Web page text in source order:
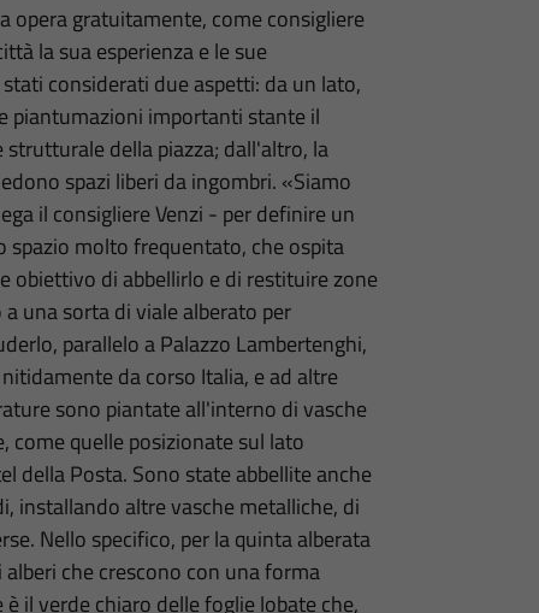
opera gratuitamente, come consigliere
la sua esperienza e le sue
considerati due aspetti: da un lato,
piantumazioni importanti stante il
della piazza; dall'altro, la
spazi liberi da ingombri. «Siamo
il consigliere Venzi - per definire un
spazio molto frequentato, che ospita
di abbellirlo e di restituire zone
una sorta di viale alberato per
parallelo a Palazzo Lambertenghi,
da corso Italia, e ad altre
sono piantate all'interno di vasche
come quelle posizionate sul lato
della Posta. Sono state abbellite anche
installando altre vasche metalliche, di
Nello specifico, per la quinta alberata
che crescono con una forma
il verde chiaro delle foglie lobate che,